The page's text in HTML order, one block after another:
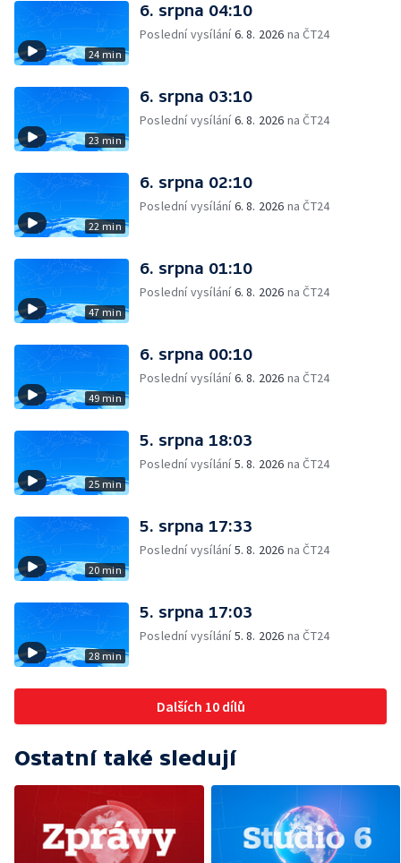
24 min
6. srpna 04:10
Poslední vysílání6. 8. 2026 na ČT24
23 min
6. srpna 03:10
Poslední vysílání6. 8. 2026 na ČT24
22 min
6. srpna 02:10
Poslední vysílání6. 8. 2026 na ČT24
47 min
6. srpna 01:10
Poslední vysílání6. 8. 2026 na ČT24
49 min
6. srpna 00:10
Poslední vysílání6. 8. 2026 na ČT24
25 min
5. srpna 18:03
Poslední vysílání5. 8. 2026 na ČT24
20 min
5. srpna 17:33
Poslední vysílání5. 8. 2026 na ČT24
28 min
5. srpna 17:03
Poslední vysílání5. 8. 2026 na ČT24
Dalších 10 dílů
Ostatní také sledují